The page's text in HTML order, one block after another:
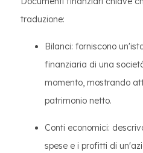
traduzione:
Bilanci: forniscono
finanziaria di una
momento, mostrando
patrimonio netto.
Conti economici:
spese e i profitti di